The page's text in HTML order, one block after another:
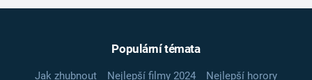
Populární témata
Jak zhubnout Nejlepší filmy 2024
Nejlepší horory